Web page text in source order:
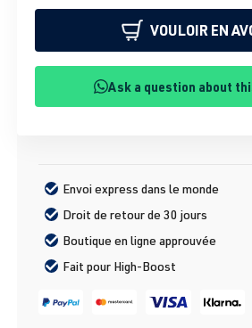
VOULOIR EN
Ask a question about
Envoi express dans le monde
Droit de retour de 30 jours
Boutique en ligne approuvée
Fait pour High-Boost